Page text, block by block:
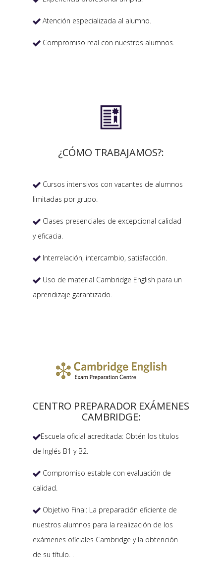
 Atención especializada al alumno.
 Compromiso real con nuestros alumnos.

¿CÓMO TRABAJAMOS?:
 Cursos intensivos con vacantes de alumnos
limitadas por grupo.
 Clases presenciales de excepcional calidad
y eficacia.
 Interrelación, intercambio, satisfacción.
 Uso de material Cambridge English para un
aprendizaje garantizado.
CENTRO PREPARADOR EXÁMENES
CAMBRIDGE:
Escuela oficial acreditada: Obtén los títulos
de Inglés B1 y B2.
 Compromiso estable con evaluación de
calidad.
 Objetivo Final: La preparación eficiente de
nuestros alumnos para la realización de los
exámenes oficiales Cambridge y la obtención
de su título. .